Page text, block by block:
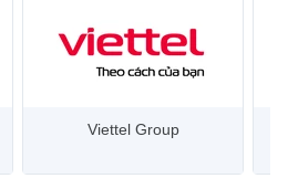
Viettel Group